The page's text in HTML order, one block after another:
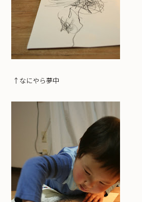
↑なにやら夢中